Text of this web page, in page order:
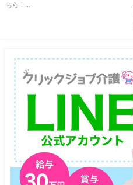
ちら！...